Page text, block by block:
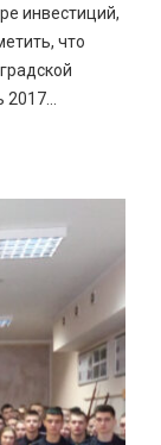
инвестиций,
что
2017...